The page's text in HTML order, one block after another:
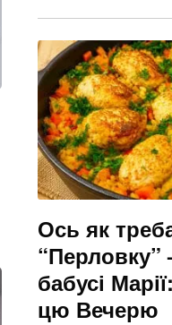
Ось як
бабусі
цю Вечерю